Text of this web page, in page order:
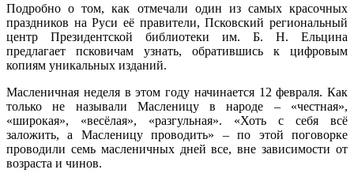
Подробно о том, как отмечали один из самых красочных
праздников на Руси её правители, Псковский региональный
центр Президентской библиотеки им. Б. Н. Ельцина
предлагает псковичам узнать, обратившись к цифровым
копиям уникальных изданий.
Масленичная неделя в этом году начинается 12 февраля. Как
только не называли Масленицу в народе – «честная»,
«широкая», «весёлая», «разгульная». «Хоть с себя всё
заложить, а Масленицу проводить» – по этой поговорке
проводили семь масленичных дней все, вне зависимости от
возраста и чинов.